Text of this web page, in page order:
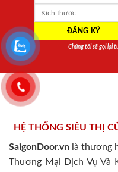
Chúng tôi sẽ gọi lại
HỆ THỐNG SIÊU THỊ
SaigonDoor.vn là thương
Thương Mại Dịch Vụ Và